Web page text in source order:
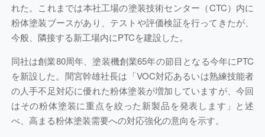
れた。これまでは本社工場の塗装技術センター（CTC）内に
粉体塗装ブースがあり、テストや評価検証を行ってきたが、
今般、隣接する新工場内にPTCを建設した。
同社は創業80周年、塗装機創業65年の節目となる今年にPTC
を新設した。間宮幹雄社長は「VOC対応あるいは熟練技能者
の人手不足対応に優れた粉体塗装が増加していますが、今回
はその粉体塗装に重点を絞った新製品を発表します」と述
べ、高まる粉体塗装需要への対応強化の意向を示す。